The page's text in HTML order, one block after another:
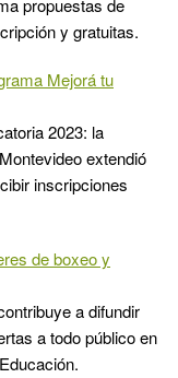
y gratuitas.
Mejorá tu
2023: la
extendió
inscripciones
de boxeo y
a difundir
a todo público en